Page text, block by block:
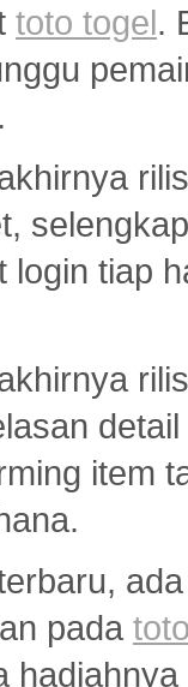
toto togel.
login tiap
item
pada